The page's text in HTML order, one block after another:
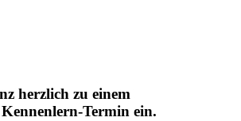
herzlich zu einem
Termin ein.